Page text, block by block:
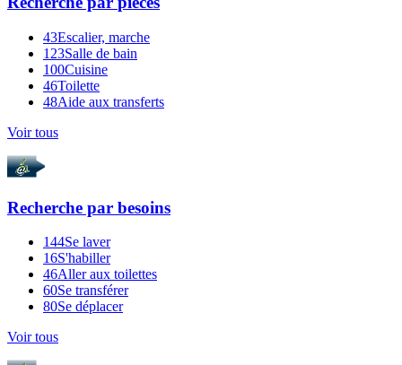
43Escalier, marche
123Salle de bain
100Cuisine
46Toilette
48Aide aux transferts
Voir tous
Recherche par besoins
144Se laver
16S'habiller
46Aller aux toilettes
60Se transférer
80Se déplacer
Voir tous